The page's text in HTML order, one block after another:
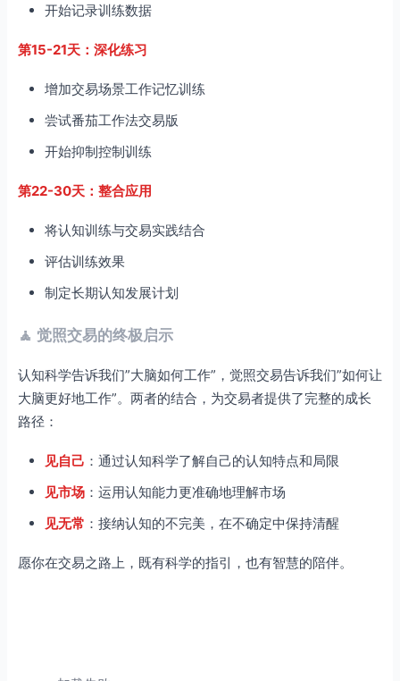
开始记录训练数据
第15-21天：深化练习
增加交易场景工作记忆训练
尝试番茄工作法交易版
开始抑制控制训练
第22-30天：整合应用
将认知训练与交易实践结合
评估训练效果
制定长期认知发展计划
🧘 觉照交易的终极启示
认知科学告诉我们”大脑如何工作”，觉照交易告诉我们”如何让
大脑更好地工作”。两者的结合，为交易者提供了完整的成长
路径：
见自己 ：通过认知科学了解自己的认知特点和局限
见市场 ：运用认知能力更准确地理解市场
见无常 ：接纳认知的不完美，在不确定中保持清醒
愿你在交易之路上，既有科学的指引，也有智慧的陪伴。